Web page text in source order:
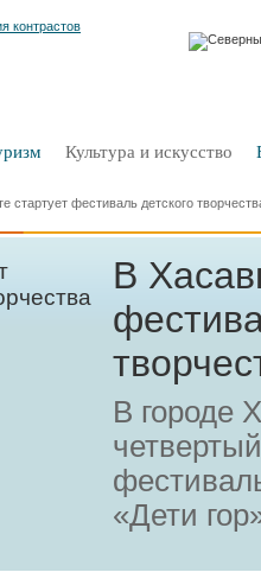
Культура и искусство
стартует фестиваль детского
В
В городе
«Дети